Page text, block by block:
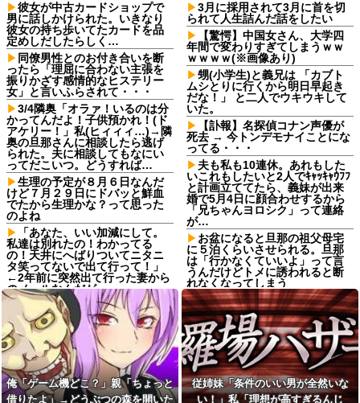
彼女が中古カードショップで
男に話しかけられた。いきなり
彼女の持ち歩いてたカードを品
定めしだしたらしく…
同僚男性とのお付き合いを断
ったら「理屈に合わない主張を
振りかざす感情的なヒステリー
女」と言いふらされて・・・
3/4隣奥「オラァ！いるのは分
かってんだよ！子供預かれ！(ド
アケリー！」私(ヒィィィ…)→隣
奥の旦那さんに相談したら逃げ
られた。夫に相談してもなにい
ってだこいつ。どうすれば…
生理の予定が８月６日なんだ
けど７月２９日にドバッと鮮血
でたから生理かな？って思った
のよね
「あなた、いい加減にして。
私達は別れたの！わかってる
の！天井にへばりついてニタニ
タ笑ってないで出て行って！」
←2年前に突然出て行った妻から
のメールなんだが…
【悲報】 ワイ「ラーメン一袋
だけじゃ足らんわ！二袋作った
ろ！」→結果ｗｗｗ
友人の親が営む店で車を購入
しただけなのに、友人から「裏
切った」と責められるようにな
った理由が理解できず…
サッカークラブに通ってるＡ
3月に採用されて3月に首を切
られて人生詰んだ話をしたい
【驚愕】中国女さん、大学四
年間で変わりすぎてしまうｗｗ
ｗｗｗｗ(※画像あり)
甥(小学生)と義兄は 「カブト
ムシとりに行くから明日早起き
だな！」 と二人でウキウキして
いた。
【訃報】名探偵コナン声優が
死去 → 今トンデモナイことにな
ってる・・・
夫も私も10連休。あれもした
いこれもしたいと2人でｷｬｯｷｬｳﾌﾌ
と計画立ててたら、義妹が出来
婚で5月4日に顔合わせするから
「兄ちゃんヨロシク」って連絡
が…
お盆になると旦那の祖父母宅
に５泊くらいさせられる。旦那
は「行かなくていいよ」って言
うんだけどトメに誘われると断
れなくなってしまう
ねりけしで作った正露丸を飲
ませたら｢すっげー効いた。サン
キューな｣と笑顔で返された
【熱波】ドイツ、暑すぎて１
ヶ月で９６００人死亡
【熱波】ドイツ、暑すぎて１
ヶ月で９６００人死亡
【画像】ディズニーのおいな
俺「ゲーム機どこ？」親「ちょっと
借りたよ」→どうぶつの森を開いた
従姉妹「条件のいい男が全然いな
い！」私「理想が高すぎるんじ